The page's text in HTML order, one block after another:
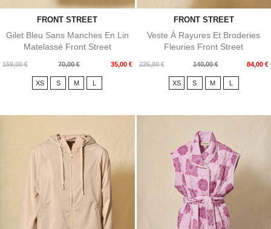
FRONT STREET
Gilet Bleu Sans Manches En Lin
Matelassé Front Street
159,00 €
Prix
70,00 € 35,00 €
Prix
XS S M L
FRONT STREET
Veste À Rayures Et Broderies
Fleuries Front Street
225,00 €
Prix
140,00 € 84,00 €
Prix
XS S M L